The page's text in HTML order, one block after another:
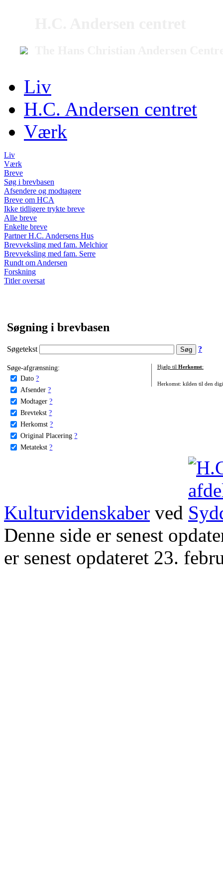
Liv
H.C. Andersen centret
Værk
Liv
Værk
Breve
Søg i brevbasen
Afsendere og modtagere
Breve om HCA
Ikke tidligere trykte breve
Alle breve
Enkelte breve
Partner H.C. Andersens Hus
Brevveksling med fam. Melchior
Brevveksling med fam. Serre
Rundt om Andersen
Forskning
Titler oversat
Søgning i brevbasen
Søgetekst ?
Søge-afgrænsning:
Dato ?
Afsender ?
Modtager ?
Brevtekst ?
Herkomst ?
Original Placering ?
Metatekst ?
Hjælp til Herkomst:
Herkomst: kilden til den
Kulturvidenskaber ved
Denne side er senest
er senest opdateret 23.